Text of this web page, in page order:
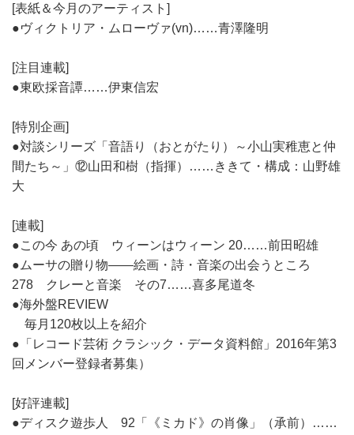
[表紙＆今月のアーティスト]
●ヴィクトリア・ムローヴァ(vn)……青澤隆明
[注目連載]
●東欧採音譚……伊東信宏
[特別企画]
●対談シリーズ「音語り（おとがたり）～小山実稚恵と仲
間たち～」⑫山田和樹（指揮）……ききて・構成：山野雄
大
[連載]
●この今 あの頃 ウィーンはウィーン 20……前田昭雄
●ムーサの贈り物――絵画・詩・音楽の出会うところ
278 クレーと音楽 その7……喜多尾道冬
●海外盤REVIEW
毎月120枚以上を紹介
●「レコード芸術 クラシック・データ資料館」2016年第3
回メンバー登録者募集）
[好評連載]
●ディスク遊歩人 92「《ミカド》の肖像」（承前）……